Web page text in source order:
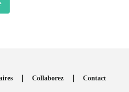
Collaborez Contact